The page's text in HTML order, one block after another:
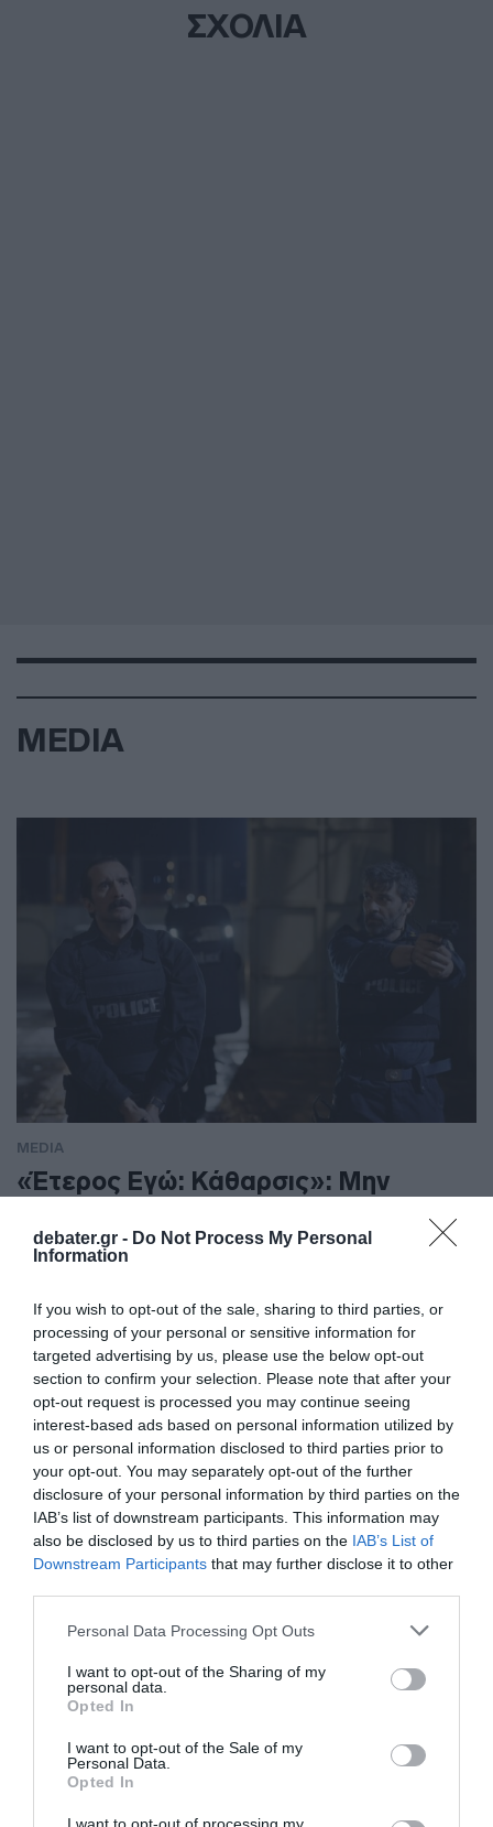
debater.gr - Do Not Process My Personal
Information
If you wish to opt-out of the sale, sharing to third parties, or
processing of your personal or sensitive information for
targeted advertising by us, please use the below opt-out
section to confirm your selection. Please note that after your
opt-out request is processed you may continue seeing
interest-based ads based on personal information utilized by
us or personal information disclosed to third parties prior to
your opt-out. You may separately opt-out of the further
disclosure of your personal information by third parties on the
IAB’s list of downstream participants. This information may
also be disclosed by us to third parties on the IAB’s List of
Downstream Participants that may further disclose it to other
Please note that this website/app uses one or more Google
not limited to your visit or usage behaviour. You may click to
grant or deny consent to Google and its third-party tags to
use your data for below specified purposes in below Google
consent section.
Personal Data Processing Opt Outs
I want to opt-out of the Sharing of my
personal data.
Opted In
I want to opt-out of the Sale of my
Personal Data.
Opted In
ΣΧΟΛΙΑ
MEDIA
MEDIA
«Έτερος Εγώ: Κάθαρσις»: Μην
επεισόδιο του 2ου κύκλου – Απόψε
στον ΑΝΤ1
Μια αφόρητη νίκη περιμένει τους Ήρωες μας – Δάκρυα και
συγκίνηση
κανάλι πηγαίνει η Μίνα Καραμήτρου –
Τι εκπομπή θα παρουσιάζει